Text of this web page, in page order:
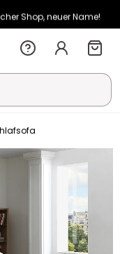
Shop, neuer Name!
unique-Produkte